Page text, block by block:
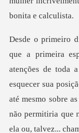
oda
esquecer sua
até mesmo sobre